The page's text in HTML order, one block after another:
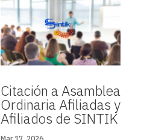
Citación a Asamblea
Ordinaria Afiliadas y
Afiliados de SINTIK